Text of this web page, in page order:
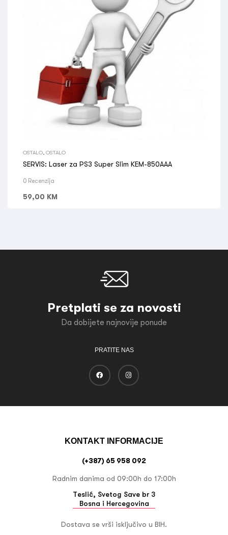
OSTALO OSTALO
SERVIS: Laser za PS3 Super Slim KEM-850AAA
0 Recenzija
59,00 KM
Pretplati se za novosti
Da dobijete najnovije ponude
PRATITE NAS
KONTAKT INFORMACIJE
(+387) 65 958 092
Radnim danima od 09:00h do 17:00h
Teslić, Svetog Save br 3
Bosna i Hercegovina
Dostava se vrši isključivo u BIH.